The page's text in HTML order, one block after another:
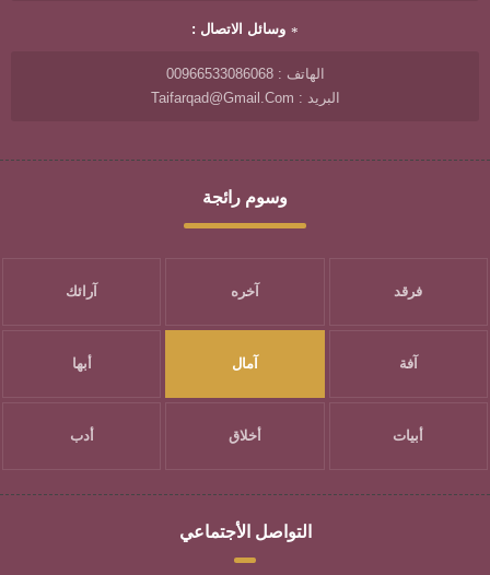
وسائل الاتصال :
الهاتف : 00966533086068
البريد : Taifarqad@gmail.com
وسوم رائجة
فرقد آخره آرائك
آفة آمال أبها
أبيات أخلاق أدب
التواصل الأجتماعي